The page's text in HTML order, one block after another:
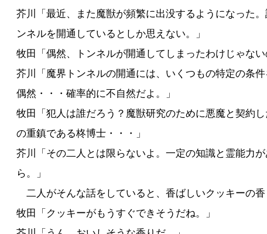
芥川「最近、また魔獣が頻繁に出没するようになった
ンネルを開通しているとしか思えない。」
牧田「偶然、トンネルが開通してしまったわけじゃない
芥川「魔界トンネルの開通には、いくつもの特定の条件
偶然・・・確率的に不自然だよ。」
牧田「犯人は誰だろう？魔獣研究のために悪魔と契約
の重鎮である柊博士・・・」
芥川「その二人とは限らないよ。一定の知識と霊能力
ら。」
二人がそんな話をしていると、香ばしいクッキーの香
牧田「クッキーがもうすぐできそうだね。」